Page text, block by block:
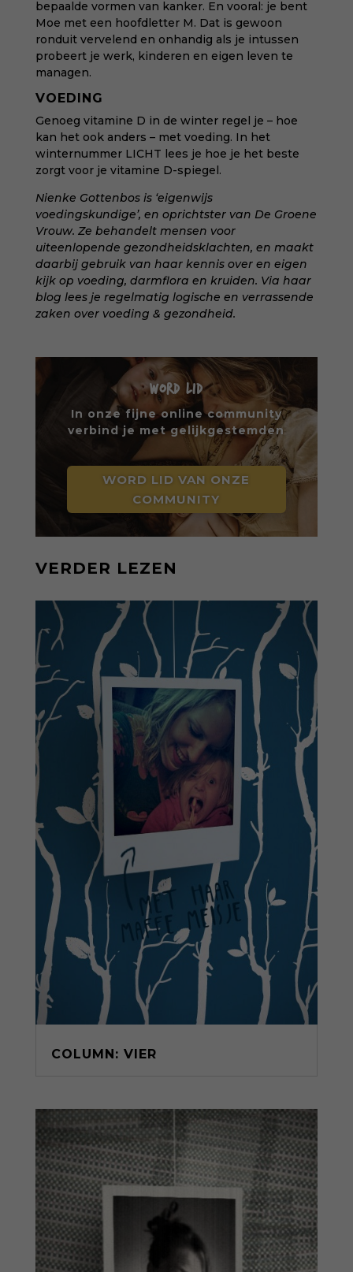
bepaalde vormen van kanker. En vooral: je bent
Moe met een hoofdletter M. Dat is gewoon
ronduit vervelend en onhandig als je intussen
probeert je werk, kinderen en eigen leven te
managen.
VOEDING
Genoeg vitamine D in de winter regel je – hoe
kan het ook anders – met voeding. In het
winternummer LICHT lees je hoe je het beste
zorgt voor je vitamine D-spiegel.
Nienke Gottenbos is ‘eigenwijs
voedingskundige’, en oprichtster van De Groene
Vrouw. Ze behandelt mensen voor
uiteenlopende gezondheidsklachten, en maakt
daarbij gebruik van haar kennis over en eigen
kijk op voeding, darmflora en kruiden. Via haar
blog lees je regelmatig logische en verrassende
zaken over voeding & gezondheid.
WORD LID
In onze fijne online community
verbind je met gelijkgestemden
WORD LID VAN ONZE
COMMUNITY
VERDER LEZEN
COLUMN: VIER